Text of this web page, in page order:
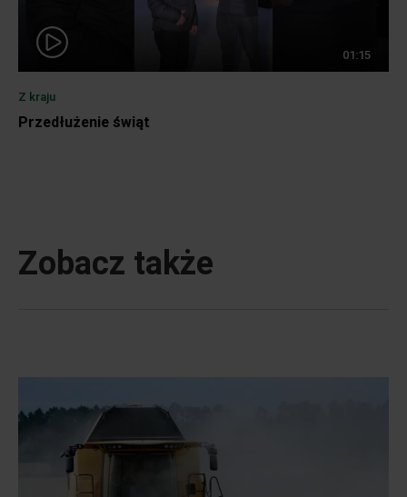
01:15
Z kraju
Przedłużenie świąt
Zobacz także